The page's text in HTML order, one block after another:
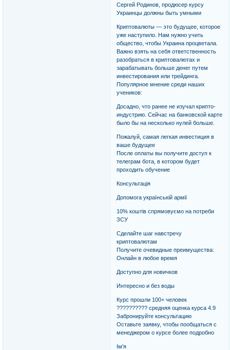
Сергей Родинов, продюсер курсу
Украинцы должны быть умными
Криптовалюты — это будущее, которое
уже наступило. Нам нужно учить
общество, чтобы Украина процветала.
Важно взять на себя ответственность
разобраться в криптовалютах и
зарабатывать больше денег путем
инвестирования или трейдинга.
Популярное мнение среди наших
учеников:
Досадно, что ранее не изучал крипто-
индустрию. Сейчас на банковской карте
было бы на несколько нулей больше.
Пожалуй, самая легкая инвестиция в
ваше будущее
После оплаты вы получите доступ к
телеграм бота, в котором будет
проходить обучение
Консультація
Допомога українській армії
10% коштів спрямовуємо на потреби
ЗСУ
Сделайте шаг навстречу
криптовалютам
Получите очевидные преимущества:
Онлайн в любое время
Доступно для новичков
Интересно и без воды
Курс прошли 100+ человек
?????????? средняя оценка курса 4.9
Забронируйте консультацию
Оставьте заявку, чтобы пообщаться с
менеджером о курсе более подробно
Ім'я